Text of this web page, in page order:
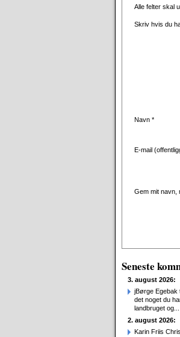
Alle felter skal
Skriv hvis du
Navn *
E-mail
Gem mit navn,
Seneste
3. august 2026:
jBørge Egebak
det noget du
landbruget og...
2. august 2026:
Karin Friis